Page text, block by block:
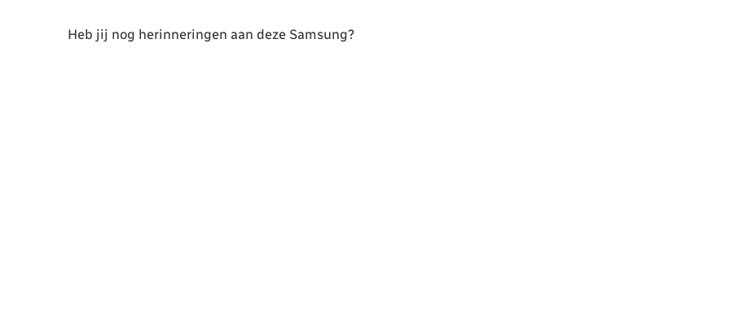
Heb jij nog herinneringen aan deze Samsung?